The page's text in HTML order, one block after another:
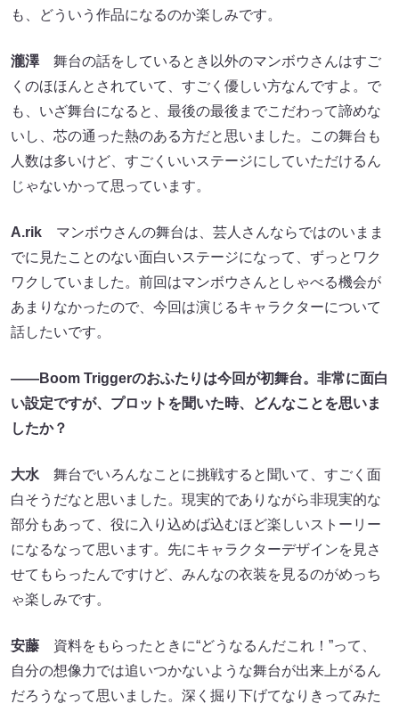
も、どういう作品になるのか楽しみです。
瀧澤舞台の話をしているとき以外のマンボウさんはすご
くのほほんとされていて、すごく優しい方なんですよ。で
も、いざ舞台になると、最後の最後までこだわって諦めな
いし、芯の通った熱のある方だと思いました。この舞台も
人数は多いけど、すごくいいステージにしていただけるん
じゃないかって思っています。
A.rik マンボウさんの舞台は、芸人さんならではのいまま
でに見たことのない面白いステージになって、ずっとワク
ワクしていました。前回はマンボウさんとしゃべる機会が
あまりなかったので、今回は演じるキャラクターについて
話したいです。
――Boom Triggerのおふたりは今回が初舞台。非常に面白
い設定ですが、プロットを聞いた時、どんなことを思いま
したか？
大水 舞台でいろんなことに挑戦すると聞いて、すごく面
白そうだなと思いました。現実的でありながら非現実的な
部分もあって、役に入り込めば込むほど楽しいストーリー
になるなって思います。先にキャラクターデザインを見さ
せてもらったんですけど、みんなの衣装を見るのがめっち
ゃ楽しみです。
安藤 資料をもらったときに“どうなるんだこれ！”って、
自分の想像力では追いつかないような舞台が出来上がるん
だろうなって思いました。深く掘り下げてなりきってみた